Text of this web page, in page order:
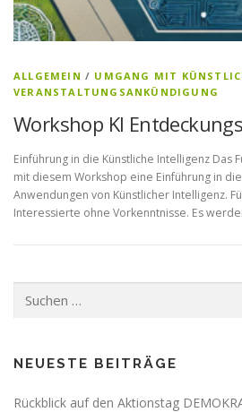
ALLGEMEIN / UMGANG MIT
VERANSTALTUNGSANKÜNDIGUNG
Workshop KI
Einführung in die Künstliche Intelligenz Das
mit diesem Workshop eine Einführung in
Anwendungen von Künstlicher Intelligenz.
Interessierte ohne Vorkenntnisse. Es
nach:
NEUESTE BEITRÄGE
Rückblick auf den Aktionstag